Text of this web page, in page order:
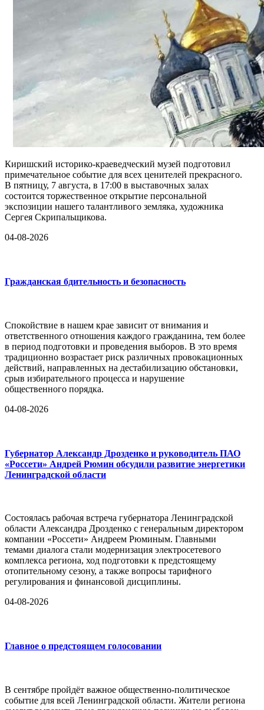
Киришский историко-краеведческий музей подготовил
примечательное событие для всех ценителей прекрасного.
В пятницу, 7 августа, в 17:00 в выставочных залах
состоится торжественное открытие персональной
экспозиции нашего талантливого земляка, художника
Сергея Скрипальщикова.
04-08-2026
Гражданская бдительность и безопасность
Спокойствие в нашем крае зависит от внимания и
ответственного отношения каждого гражданина, тем более
в период подготовки и проведения выборов. В это время
традиционно возрастает риск различных провокационных
действий, направленных на дестабилизацию обстановки,
срыв избирательного процесса и нарушение
общественного порядка.
04-08-2026
Губернатор Александр Дрозденко и руководитель ПАО
«Россети» Андрей Рюмин обсудили развитие энергетики
Ленинградской области
Состоялась рабочая встреча губернатора Ленинградской
области Александра Дрозденко с генеральным директором
компании «Россети» Андреем Рюминым. Главными
темами диалога стали модернизация электросетевого
комплекса региона, ход подготовки к предстоящему
отопительному сезону, а также вопросы тарифного
регулирования и финансовой дисциплины.
04-08-2026
Главное о предстоящем голосовании
В сентябре пройдёт важное общественно-политическое
событие для всей Ленинградской области. Жители региона